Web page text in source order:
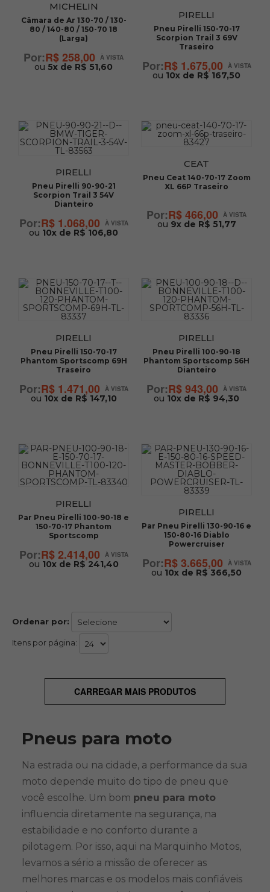
MICHELIN
Câmara de Ar 130-70 / 130-
80 / 140-80 / 150-70 18
(Larga)
R$ 258,00
ou 5x de R$ 51,60
PIRELLI
Pneu Pirelli 150-70-17
Scorpion Trail 3 69V
Traseiro
R$ 1.675,00
ou 10x de R$ 167,50
PIRELLI
Pneu Pirelli 90-90-21
Scorpion Trail 3 54V
Dianteiro
R$ 1.068,00
ou 10x de R$ 106,80
CEAT
Pneu Ceat 140-70-17 Zoom
XL 66P Traseiro
R$ 466,00
ou 9x de R$ 51,77
PIRELLI
Pneu Pirelli 150-70-17
Phantom Sportscomp 69H
Traseiro
R$ 1.471,00
ou 10x de R$ 147,10
PIRELLI
Pneu Pirelli 100-90-18
Phantom Sportscomp 56H
Dianteiro
R$ 943,00
ou 10x de R$ 94,30
PIRELLI
Par Pneu Pirelli 100-90-18 e
150-70-17 Phantom
Sportscomp
R$ 2.414,00
ou 10x de R$ 241,40
PIRELLI
Par Pneu Pirelli 130-90-16 e
150-80-16 Diablo
Powercruiser
R$ 3.665,00
ou 10x de R$ 366,50
Ordenar por:
Itens por página:
CARREGAR MAIS PRODUTOS
Pneus para moto
Na estrada ou na cidade, a performance da sua
moto depende muito do tipo de pneu que
você escolhe. Um bom pneu para moto
influencia diretamente na segurança, na
estabilidade e no conforto durante a
pilotagem. Por isso, aqui na Marquinho Motos,
levamos a sério a missão de oferecer as
melhores marcas e os modelos mais confiáveis